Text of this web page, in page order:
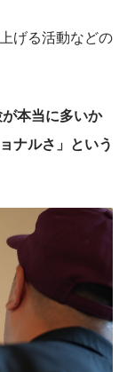
げる活動などの
本当に多いか
ナルさ」という